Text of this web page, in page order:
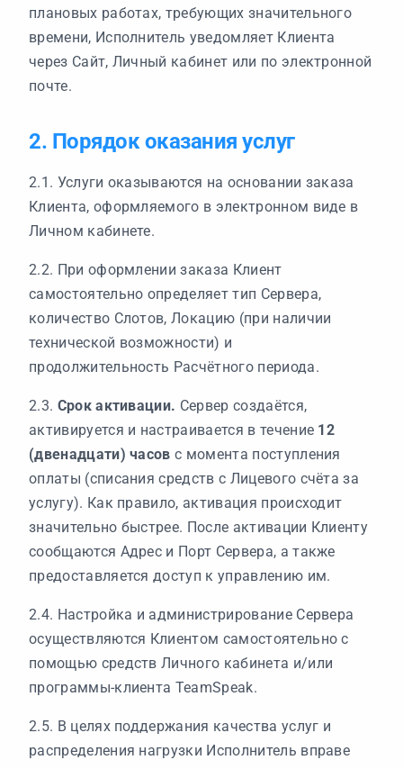
плановых работах, требующих значительного
времени, Исполнитель уведомляет Клиента
через Сайт, Личный кабинет или по электронной
почте.
2. Порядок оказания услуг
2.1. Услуги оказываются на основании заказа
Клиента, оформляемого в электронном виде в
Личном кабинете.
2.2. При оформлении заказа Клиент
самостоятельно определяет тип Сервера,
количество Слотов, Локацию (при наличии
технической возможности) и
продолжительность Расчётного периода.
2.3. Срок активации. Сервер создаётся,
активируется и настраивается в течение 12
(двенадцати) часов с момента поступления
оплаты (списания средств с Лицевого счёта за
услугу). Как правило, активация происходит
значительно быстрее. После активации Клиенту
сообщаются Адрес и Порт Сервера, а также
предоставляется доступ к управлению им.
2.4. Настройка и администрирование Сервера
осуществляются Клиентом самостоятельно с
помощью средств Личного кабинета и/или
программы-клиента TeamSpeak.
2.5. В целях поддержания качества услуг и
распределения нагрузки Исполнитель вправе